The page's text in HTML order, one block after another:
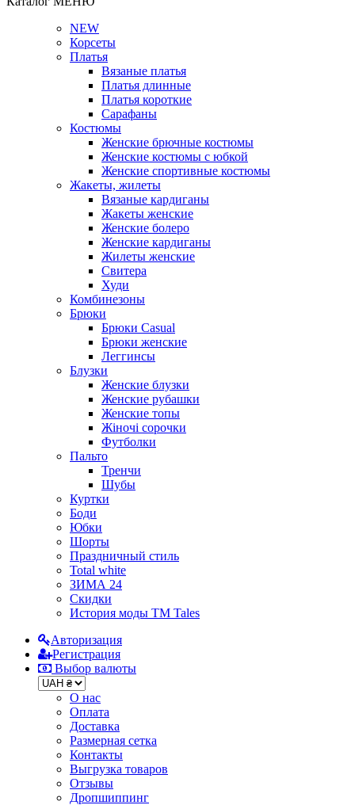
NEW
Корсеты
Платья
Вязаные платья
Платья длинные
Платья короткие
Сарафаны
Костюмы
Женские брючные костюмы
Женские костюмы с юбкой
Женские спортивные костюмы
Жакеты, жилеты
Вязаные кардиганы
Жакеты женские
Женские болеро
Женские кардиганы
Жилеты женские
Свитера
Худи
Комбинезоны
Брюки
Брюки Casual
Брюки женские
Леггинсы
Блузки
Женские блузки
Женские рубашки
Женские топы
Жіночі сорочки
Футболки
Пальто
Тренчи
Шубы
Куртки
Боди
Юбки
Шорты
Праздничный стиль
Total white
ЗИМА 24
Скидки
История моды ТМ Tales
Авторизация
Регистрация
Выбор валюты
О нас
Оплата
Доставка
Размерная сетка
Контакты
Выгрузка товаров
Отзывы
Дропшиппинг